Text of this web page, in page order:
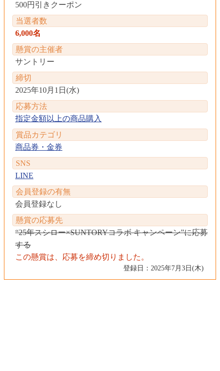
500円引きクーポン
当選者数
6,000名
懸賞の主催者
サントリー
締切
2025年10月1日(水)
応募方法
指定金額以上の商品購入
賞品カテゴリ
商品券・金券
SNS
LINE
会員登録の有無
会員登録なし
懸賞の応募先
“25年スシロー×SUNTORYコラボ キャンペーン”に応募
する
この懸賞は、応募を締め切りました。
登録日：2025年7月3日(木)